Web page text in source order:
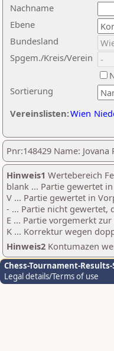
Nachname
Ebene
Sortierung
Bundesland
Spgem./Kreis/Verein
Vereinslisten:Wien
Pnr:148429 Name: Jovana
Hinweis1 Wertebereich
blank ... Partie gewertet
V ... Partie gewertet in
- ... Partie nicht gewertet,
E ... Partie vorgemerkt
K ... Korrektur wegen
Hinweis2 Kontumazen
Chess-Tournament-
Legal details/Terms of use